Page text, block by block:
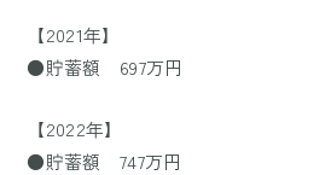
【2021年】
●貯蓄額 697万円
【2022年】
●貯蓄額 747万円